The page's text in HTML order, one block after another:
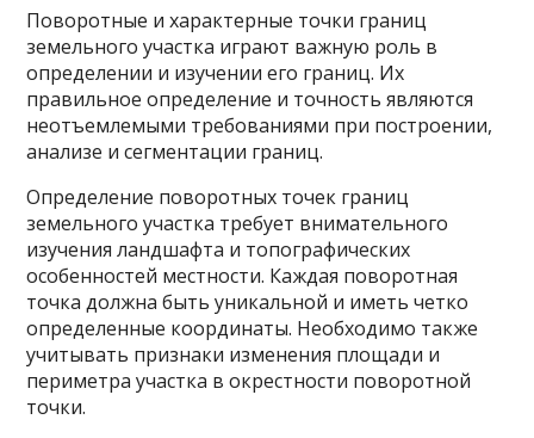
Поворотные и характерные точки границ
земельного участка играют важную роль в
определении и изучении его границ. Их
правильное определение и точность являются
неотъемлемыми требованиями при построении,
анализе и сегментации границ.
Определение поворотных точек границ
земельного участка требует внимательного
изучения ландшафта и топографических
особенностей местности. Каждая поворотная
точка должна быть уникальной и иметь четко
определенные координаты. Необходимо также
учитывать признаки изменения площади и
периметра участка в окрестности поворотной
точки.